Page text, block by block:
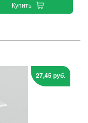
Купить
27,45 руб.